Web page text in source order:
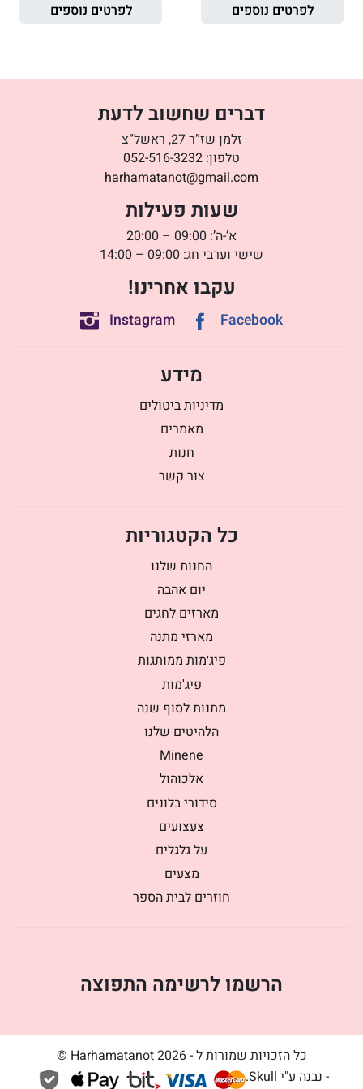
לפרטים נוספים
לפרטים נוספים
דברים שחשוב לדעת
זלמן שז”ר 27, ראשל”צ
טלפון: 052-516-3232
harhamatanot@gmail.com
שעות פעילות
א’-ה’: 09:00 – 20:00
שישי וערבי חג: 09:00 – 14:00
עקבו אחרינו!
Facebook
Instagram
מידע
מדיניות ביטולים
מאמרים
חנות
צור קשר
כל הקטגוריות
החנות שלנו
יום אהבה
מארזים לחגים
מארזי מתנה
פיג׳מות ממותגות
פיג'מות
מתנות לסוף שנה
הלהיטים שלנו
Minene
אלכוהול
סידורי בלונים
צעצועים
על גלגלים
מצעים
חוזרים לבית הספר
הרשמו לרשימה התפוצה
כל הזכויות שמורות ל - Harhamatanot 2026 ©
- נבנה ע"י Skull
.